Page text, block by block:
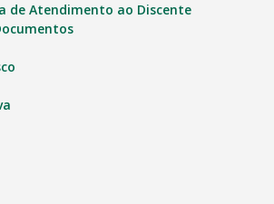
de Atendimento ao Discente